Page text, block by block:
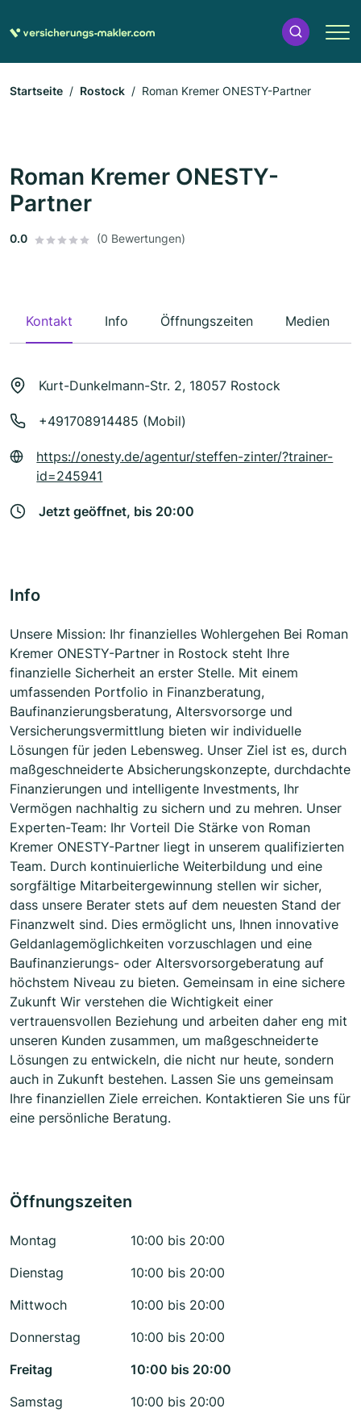
Startseite Rostock Roman Kremer ONESTY-Partner
Roman Kremer ONESTY-
Partner
0.0 (0 Bewertungen)
Kontakt Info Öffnungszeiten Medien
Kurt-Dunkelmann-Str. 2, 18057 Rostock
+491708914485 (Mobil)
https://onesty.de/agentur/steffen-zinter/?trainer-
id=245941
Jetzt geöffnet, bis 20:00
Info
Unsere Mission: Ihr finanzielles Wohlergehen Bei Roman
Kremer ONESTY-Partner in Rostock steht Ihre
finanzielle Sicherheit an erster Stelle. Mit einem
umfassenden Portfolio in Finanzberatung,
Baufinanzierungsberatung, Altersvorsorge und
Versicherungsvermittlung bieten wir individuelle
Lösungen für jeden Lebensweg. Unser Ziel ist es, durch
maßgeschneiderte Absicherungskonzepte, durchdachte
Finanzierungen und intelligente Investments, Ihr
Vermögen nachhaltig zu sichern und zu mehren. Unser
Experten-Team: Ihr Vorteil Die Stärke von Roman
Kremer ONESTY-Partner liegt in unserem qualifizierten
Team. Durch kontinuierliche Weiterbildung und eine
sorgfältige Mitarbeitergewinnung stellen wir sicher,
dass unsere Berater stets auf dem neuesten Stand der
Finanzwelt sind. Dies ermöglicht uns, Ihnen innovative
Geldanlagemöglichkeiten vorzuschlagen und eine
Baufinanzierungs- oder Altersvorsorgeberatung auf
höchstem Niveau zu bieten. Gemeinsam in eine sichere
Zukunft Wir verstehen die Wichtigkeit einer
vertrauensvollen Beziehung und arbeiten daher eng mit
unseren Kunden zusammen, um maßgeschneiderte
Lösungen zu entwickeln, die nicht nur heute, sondern
auch in Zukunft bestehen. Lassen Sie uns gemeinsam
Ihre finanziellen Ziele erreichen. Kontaktieren Sie uns für
eine persönliche Beratung.
Öffnungszeiten
Montag
10:00 bis 20:00
Dienstag
10:00 bis 20:00
Mittwoch
10:00 bis 20:00
Donnerstag
10:00 bis 20:00
Freitag
10:00 bis 20:00
Samstag
10:00 bis 20:00